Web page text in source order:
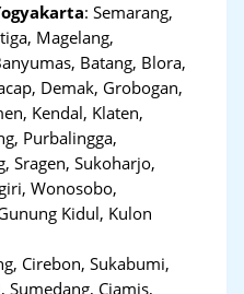
:Semarang,
Magelang,
Batang, Blora,
Demak, Grobogan,
Kendal, Klaten,
Purbalingga,
Sragen, Sukoharjo,
Wonosobo,
Kidul, Kulon
Cirebon, Sukabumi,
Sumedang, Ciamis,